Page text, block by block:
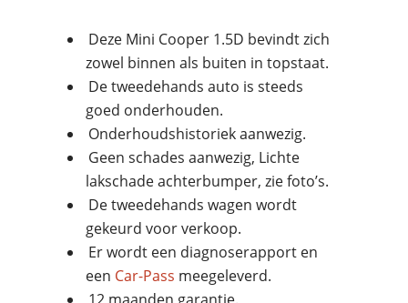
Deze Mini Cooper 1.5D bevindt zich
zowel binnen als buiten in topstaat.
De tweedehands auto is steeds
goed onderhouden.
Onderhoudshistoriek aanwezig.
Geen schades aanwezig, Lichte
lakschade achterbumper, zie foto’s.
De tweedehands wagen wordt
gekeurd voor verkoop.
Er wordt een diagnoserapport en
een Car-Pass meegeleverd.
12 maanden garantie.